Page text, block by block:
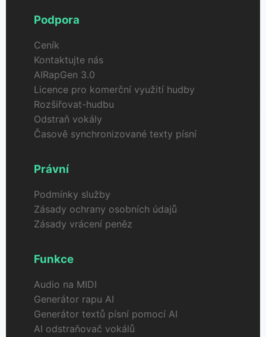
Podpora
Ceník
Kontaktujte nás
AIRapGen 3.0
Licence pro komerční využití hudby
Rozšiřovat-hudbu
Odstraň vokály
Časově synchronizované texty písní
Právní
Podmínky služby
Zásady ochrany osobních údajů
Zásady vrácení peněz
Funkce
Audio na MIDI
Generátor rapu AI
Generátor textů písní pomocí AI
AI odstraňovač vokálů